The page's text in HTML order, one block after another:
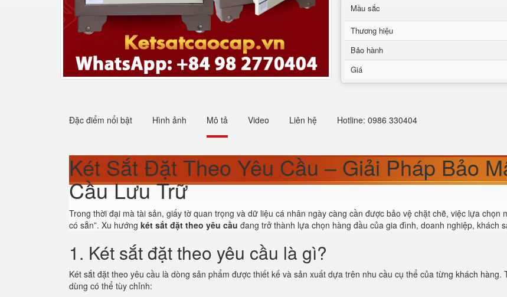
Mầu sắc
Thương hiệu
Bảo hành
Giá
Đặc điểm nổi bật Hình ảnh Mô tả Video Liên hệ Hotline: 0986 330404
Két Sắt Đặt Theo Yêu Cầu – Giải Pháp Bảo
Cầu Lưu Trữ
Trong thời đại mà tài sản, giấy tờ quan trọng và dữ liệu cá nhân ngày càng cần được bảo vệ chặt chẽ, việc lựa
có sẵn”. Xu hướng két sắt đặt theo yêu cầu đang trở thành lựa chọn hàng đầu của gia đình, doanh nghiệp, khách
1. Két sắt đặt theo yêu cầu là gì?
Két sắt đặt theo yêu cầu là dòng sản phẩm được thiết kế và sản xuất dựa trên nhu cầu cụ thể của từng khách
dùng có thể tùy chỉnh: